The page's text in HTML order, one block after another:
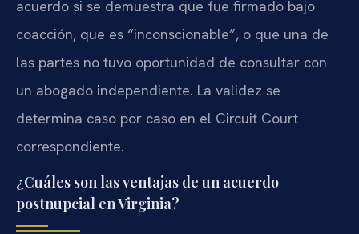
acuerdo si se demuestra que fue firmado bajo
coacción, que es “inconscionable”, o que una de
las partes no tuvo oportunidad de consultar con
un abogado independiente. La validez se
determina caso por caso en el Circuit Court
correspondiente.
¿Cuáles son las ventajas de un acuerdo
postnupcial en Virginia?